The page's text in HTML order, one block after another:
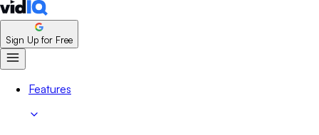
Sign Up for Free
Features